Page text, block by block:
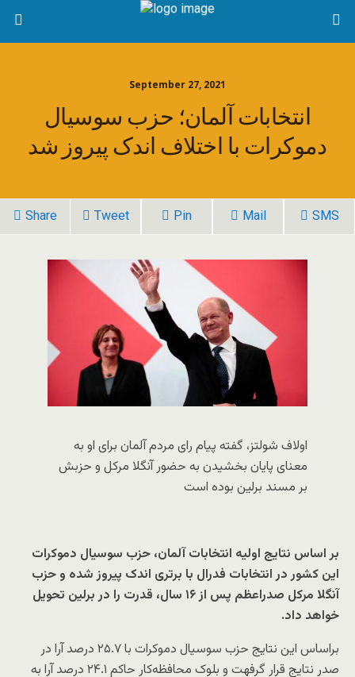
September 27, 2021
انتخابات آلمان؛ حزب سوسیال
دموکرات با اختلاف اندک پیروز شد
Share Tweet Pin Mail SMS
اولاف شولتز، گفته پیام رای مردم آلمان برای او به
معنای پایان بخشیدن به حضور آنگلا مرکل و حزبش
بر مسند برلین بوده است
بر اساس نتایج اولیه انتخابات آلمان، حزب سوسیال دموکرات
این کشور در انتخابات فدرال با برتری اندک پیروز شده و حزب
آنگلا مرکل صدراعظم پس از ۱۶ سال، قدرت را در برلین تحویل
خواهد داد.
براساس این نتایج حزب سوسیال دموکرات با ۲۵.۷ درصد آرا در
صدر نتایج قرار گرفهت و بلوک محافظه‌کار حاکم ۲۴.۱ درصد آرا به